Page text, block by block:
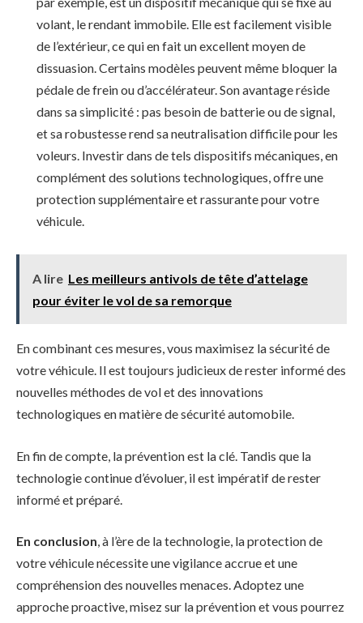
volant, le rendant immobile. Elle est facilement visible
de l’extérieur, ce qui en fait un excellent moyen de
dissuasion. Certains modèles peuvent même bloquer la
pédale de frein ou d’accélérateur. Son avantage réside
dans sa simplicité : pas besoin de batterie ou de signal,
et sa robustesse rend sa neutralisation difficile pour les
voleurs. Investir dans de tels dispositifs mécaniques, en
complément des solutions technologiques, offre une
protection supplémentaire et rassurante pour votre
véhicule.
A lire Les meilleurs antivols de tête d’attelage
pour éviter le vol de sa remorque
En combinant ces mesures, vous maximisez la sécurité de
votre véhicule. Il est toujours judicieux de rester informé des
nouvelles méthodes de vol et des innovations
technologiques en matière de sécurité automobile.
En fin de compte, la prévention est la clé. Tandis que la
technologie continue d’évoluer, il est impératif de rester
informé et préparé.
En conclusion, à l’ère de la technologie, la protection de
votre véhicule nécessite une vigilance accrue et une
compréhension des nouvelles menaces. Adoptez une
approche proactive, misez sur la prévention et vous pourrez